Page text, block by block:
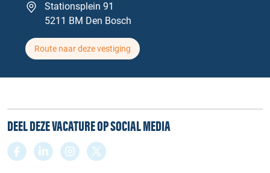
Stationsplein 91
5211 BM Den Bosch
Route naar deze vestiging
DEEL DEZE VACATURE OP SOCIAL MEDIA